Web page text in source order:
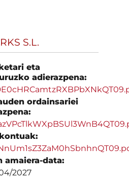
S.L.
eta
adierazpena:
ordainsariei
amaiera-data:
2027